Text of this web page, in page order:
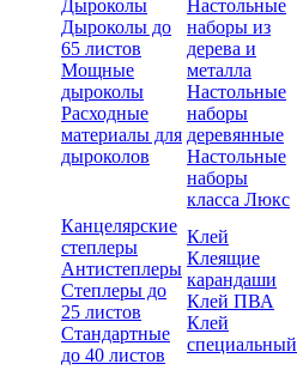
Дыроколы
Дыроколы до
65 листов
Мощные
дыроколы
Расходные
материалы для
дыроколов
Настольные
наборы из
дерева и
металла
Настольные
наборы
деревянные
Настольные
наборы
класса Люкс
Канцелярские
степлеры
Антистеплеры
Степлеры до
25 листов
Стандартные
до 40 листов
Клей
Клеящие
карандаши
Клей ПВА
Клей
специальный